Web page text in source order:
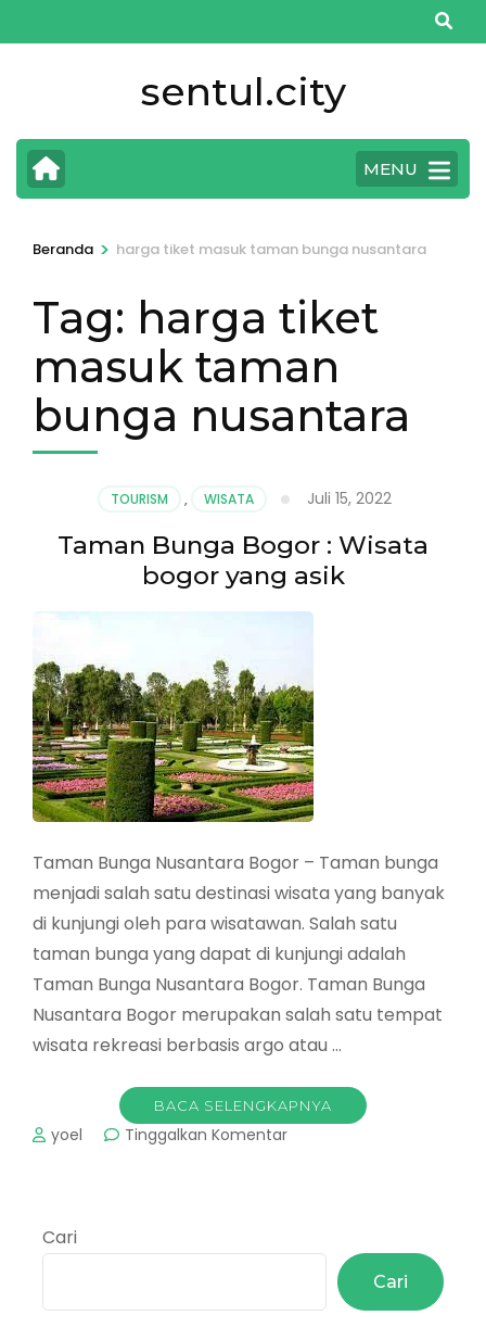
ke
Enter)
sentul.city
MENU
Beranda > harga tiket masuk taman bunga nusantara
Tag: harga tiket
masuk taman
bunga nusantara
TOURISM , WISATA Juli 15, 2022
Taman Bunga Bogor : Wisata
bogor yang asik
Taman Bunga Nusantara Bogor – Taman bunga
menjadi salah satu destinasi wisata yang banyak
di kunjungi oleh para wisatawan. Salah satu
taman bunga yang dapat di kunjungi adalah
Taman Bunga Nusantara Bogor. Taman Bunga
Nusantara Bogor merupakan salah satu tempat
wisata rekreasi berbasis argo atau …
BACA SELENGKAPNYA
yoel Tinggalkan Komentarpada
Wisata
asik
Cari
Cari